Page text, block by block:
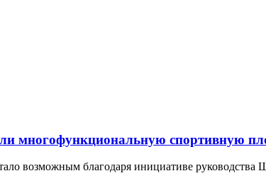
многофункциональную спортивную
возможным благодаря инициативе руководства